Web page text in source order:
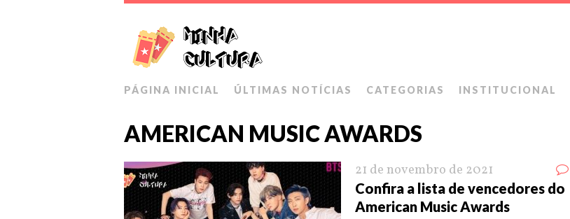
PÁGINA INICIAL ÚLTIMAS NOTÍCIAS CATEGORIAS INSTITUCIONAL
AMERICAN MUSIC AWARDS
21 de novembro de 2021
Confira a lista de vencedores do
American Music Awards